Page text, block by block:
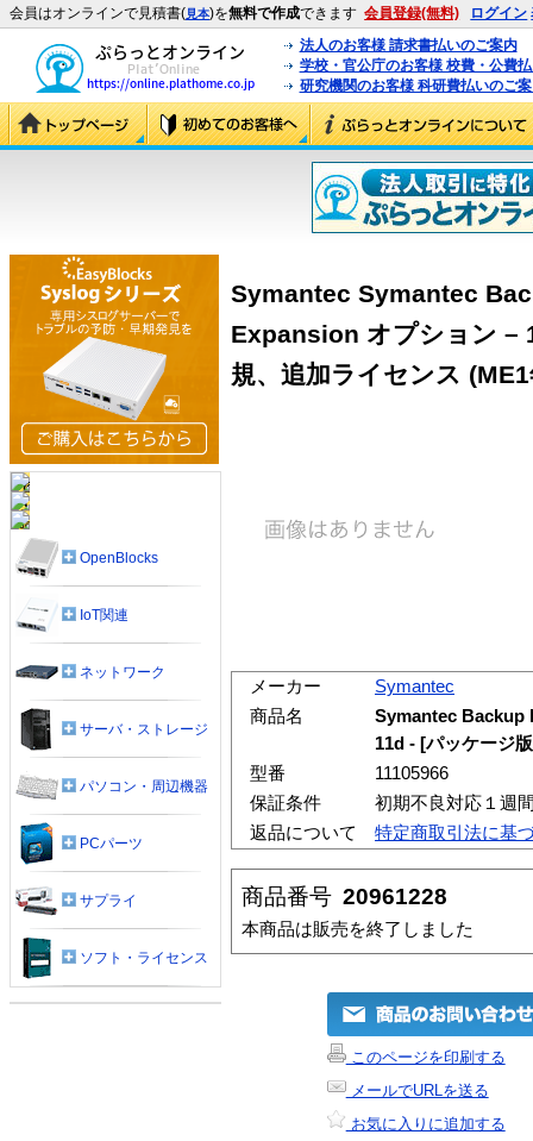
会員はオンラインで見積書(見本)を無料で作成できます 会員登録(無料) ログイン
法人のお客様 請求書払いのご案内
学校・官公庁のお客様 校費・公費
研究機関のお客様 科研費払いのご
Symantec Symantec
Expansion オプション –
規、追加ライセンス
メーカー
Symantec
商品名
Symantec Backup
11d - [パッケージ
型番
11105966
保証条件
初期不良対応１週
返品について
特定商取引法に基
商品番号 20961228
本商品は販売を終了しました
このページを印刷する
メールでURLを送る
お気に入りに追加する
OpenBlocks
IoT関連
ネットワーク
サーバ・ストレージ
パソコン・周辺機器
PCパーツ
サプライ
ソフト・ライセンス